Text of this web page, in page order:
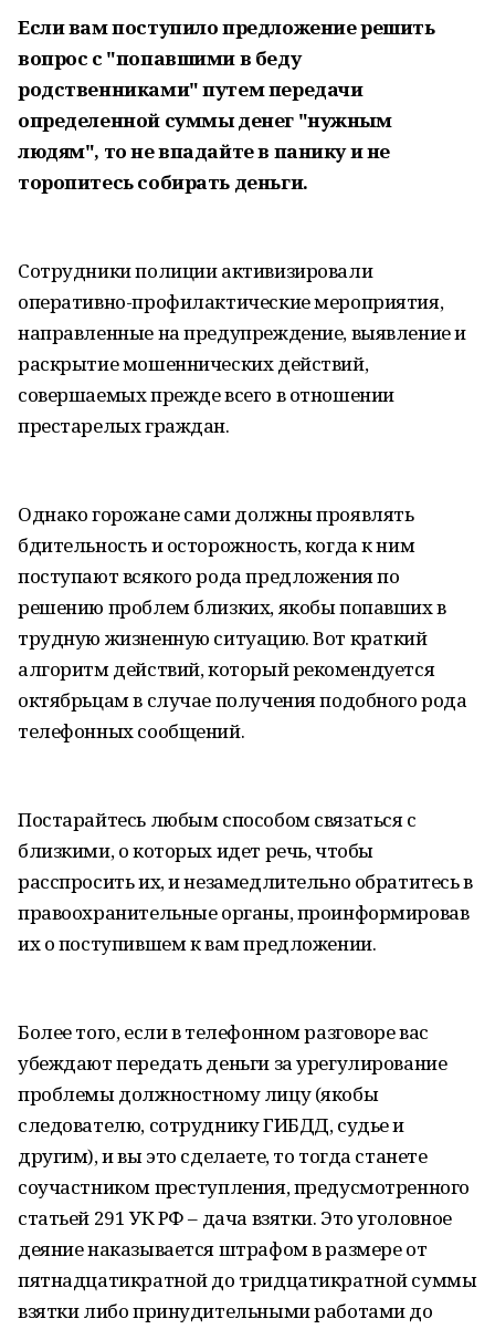
Если вам поступило предложение решить
вопрос с "попавшими в беду
родственниками" путем передачи
определенной суммы денег "нужным
людям", то не впадайте в панику и не
торопитесь собирать деньги.
Сотрудники полиции активизировали
оперативно-профилактические мероприятия,
направленные на предупреждение, выявление и
раскрытие мошеннических действий,
совершаемых прежде всего в отношении
престарелых граждан.
Однако горожане сами должны проявлять
бдительность и осторожность, когда к ним
поступают всякого рода предложения по
решению проблем близких, якобы попавших в
трудную жизненную ситуацию. Вот краткий
алгоритм действий, который рекомендуется
октябрьцам в случае получения подобного рода
телефонных сообщений.
Постарайтесь любым способом связаться с
близкими, о которых идет речь, чтобы
расспросить их, и незамедлительно обратитесь в
правоохранительные органы, проинформировав
их о поступившем к вам предложении.
Более того, если в телефонном разговоре вас
убеждают передать деньги за урегулирование
проблемы должностному лицу (якобы
следователю, сотруднику ГИБДД, судье и
другим), и вы это сделаете, то тогда станете
соучастником преступления, предусмотренного
статьей 291 УК РФ – дача взятки. Это уголовное
деяние наказывается штрафом в размере от
пятнадцатикратной до тридцатикратной суммы
взятки либо принудительными работами до